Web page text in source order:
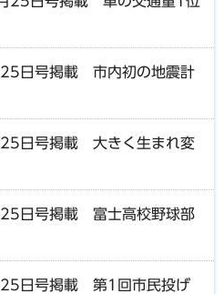
日号掲載 市内初の地震計
日号掲載 大きく生まれ変
日号掲載 富士高校野球部
日号掲載 第1回市民投げ